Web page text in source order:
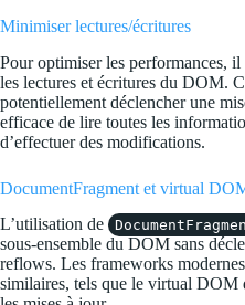
Minimiser lectures/écritures
Pour optimiser les performances,
les lectures et écritures du DOM.
potentiellement déclencher une
efficace de lire toutes les
d’effectuer des modifications.
DocumentFragment et virtual
L’utilisation de
sous-ensemble du DOM sans
reflows. Les frameworks
similaires, tels que le virtual DOM